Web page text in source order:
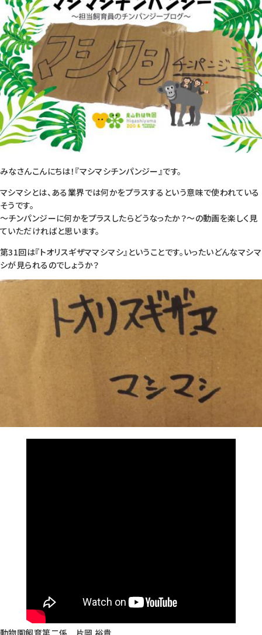
みなさんこんにちは！『マシマシチンパンジー』です。
マシマシとは、ある業界では何かをプラスするという意味で使われている
そうです。
～チンパンジーに何かをプラスしたらどうなったか？～の動画を楽しく見
ていただければと思います。
第31回は『トオリスギザママシマシ』ということです。いったいどんなマシマ
シが見られるのでしょうか？
動物園飼育第二係 片岡 裕貴